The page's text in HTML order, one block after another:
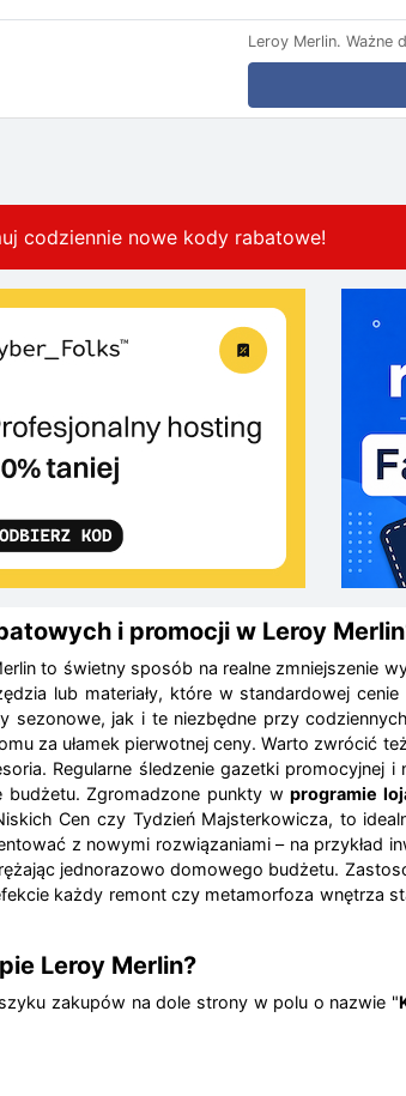
Leroy Merlin. Ważne
codziennie nowe kody rabatowe!
i promocji w Leroy
to świetny sposób na realne zmniejszenie
lub materiały, które w standardowej
sezonowe, jak i te niezbędne przy
za ułamek pierwotnej ceny. Warto zwrócić
Regularne śledzenie gazetki promocyjnej
budżetu. Zgromadzone punkty wprogramie
Cen czy Tydzień Majsterkowicza, to
z nowymi rozwiązaniami – na
jednorazowo domowego budżetu.
każdy remont czy metamorfoza wnętrza
Leroy Merlin?
zakupów na dole strony w polu o nazwie "